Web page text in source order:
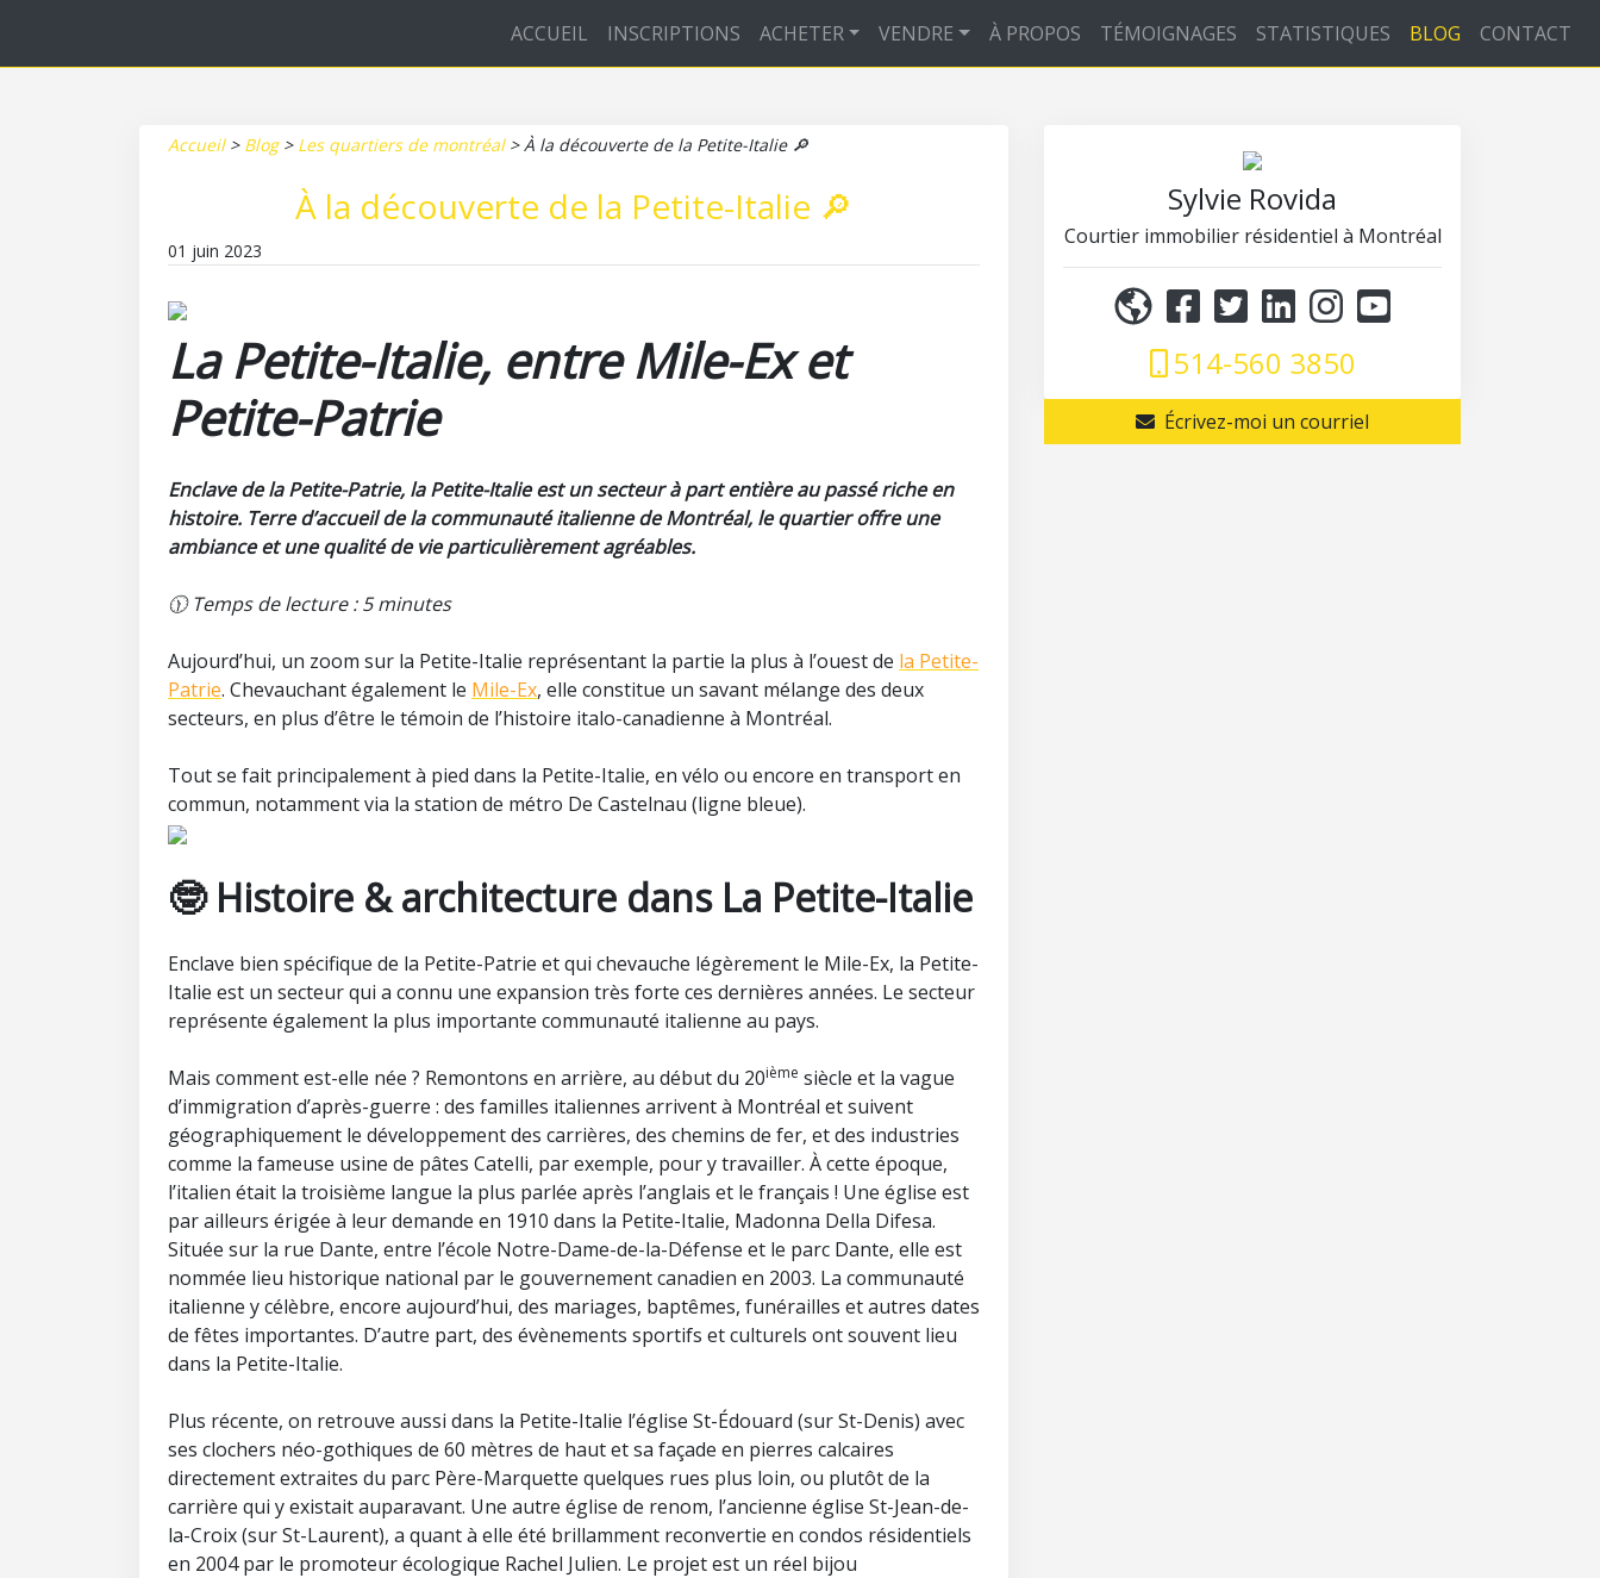
ACCUEIL INSCRIPTIONS ACHETER VENDRE À PROPOS TÉMOIGNAGES STATISTIQUES BLOG CONTACT
Accueil > Blog > Les quartiers de montréal >À la découverte de la Petite-Italie 🔎
À la découverte de la Petite-Italie 🔎
01 juin 2023
La Petite-Italie, entre Mile-Ex et
Petite-Patrie
Enclave de la Petite-Patrie, la Petite-Italie est un secteur à part entière au passé riche en
histoire. Terre d’accueil de la communauté italienne de Montréal, le quartier offre une
ambiance et une qualité de vie particulièrement agréables.
🕦 Temps de lecture : 5 minutes
Aujourd’hui, un zoom sur la Petite-Italie représentant la partie la plus à l’ouest de la Petite-
Patrie. Chevauchant également le Mile-Ex, elle constitue un savant mélange des deux
secteurs, en plus d’être le témoin de l’histoire italo-canadienne à Montréal.
Tout se fait principalement à pied dans la Petite-Italie, en vélo ou encore en transport en
commun, notamment via la station de métro De Castelnau (ligne bleue).
🤓 Histoire & architecture dans La Petite-Italie
Enclave bien spécifique de la Petite-Patrie et qui chevauche légèrement le Mile-Ex, la Petite-
Italie est un secteur qui a connu une expansion très forte ces dernières années. Le secteur
représente également la plus importante communauté italienne au pays.
Mais comment est-elle née ? Remontons en arrière, au début du 20ième siècle et la vague
d’immigration d’après-guerre : des familles italiennes arrivent à Montréal et suivent
géographiquement le développement des carrières, des chemins de fer, et des industries
comme la fameuse usine de pâtes Catelli, par exemple, pour y travailler. À cette époque,
l’italien était la troisième langue la plus parlée après l’anglais et le français ! Une église est
par ailleurs érigée à leur demande en 1910 dans la Petite-Italie, Madonna Della Difesa.
Située sur la rue Dante, entre l’école Notre-Dame-de-la-Défense et le parc Dante, elle est
nommée lieu historique national par le gouvernement canadien en 2003. La communauté
italienne y célèbre, encore aujourd’hui, des mariages, baptêmes, funérailles et autres dates
de fêtes importantes. D’autre part, des évènements sportifs et culturels ont souvent lieu
dans la Petite-Italie.
Plus récente, on retrouve aussi dans la Petite-Italie l’église St-Édouard (sur St-Denis) avec
ses clochers néo-gothiques de 60 mètres de haut et sa façade en pierres calcaires
directement extraites du parc Père-Marquette quelques rues plus loin, ou plutôt de la
carrière qui y existait auparavant. Une autre église de renom, l’ancienne église St-Jean-de-
la-Croix (sur St-Laurent), a quant à elle été brillamment reconvertie en condos résidentiels
en 2004 par le promoteur écologique Rachel Julien. Le projet est un réel bijou
Sylvie Rovida
Courtier immobilier résidentiel à Montréal
514-560 3850
Écrivez-moi un courriel